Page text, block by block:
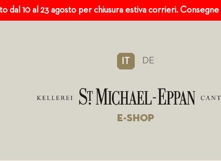
dal 10 al 23 agosto per chiusura estiva corrieri.
IT DE
E-SHOP